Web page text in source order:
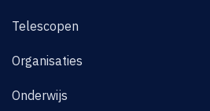
Telescopen
Organisaties
Onderwijs